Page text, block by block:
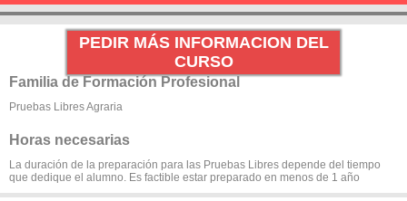
PEDIR MÁS INFORMACION DEL
CURSO
Familia de Formación Profesional
Pruebas Libres Agraria
Horas necesarias
La duración de la preparación para las Pruebas Libres depende del tiempo
que dedique el alumno. Es factible estar preparado en menos de 1 año